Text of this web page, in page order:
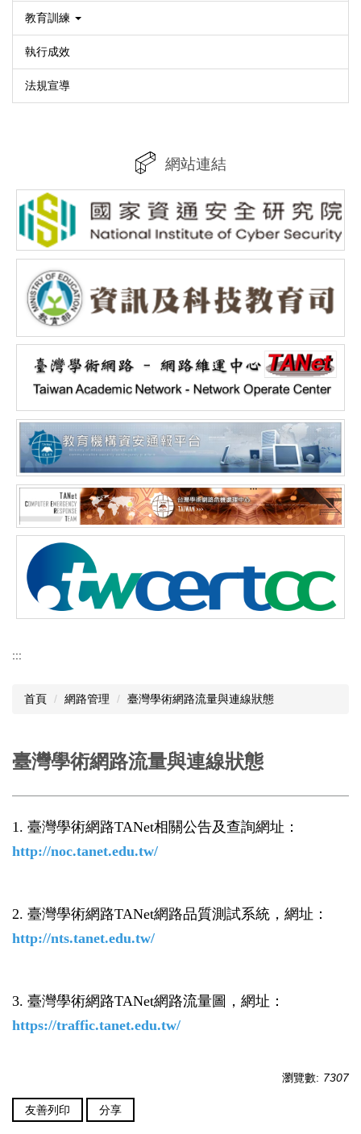
教育訓練
執行成效
法規宣導
網站連結
:::
首頁 網路管理 臺灣學術網路流量與連線狀態
臺灣學術網路流量與連線狀態
1. 臺灣學術網路TANet相關公告及查詢網址：
http://noc.tanet.edu.tw/
2. 臺灣學術網路TANet網路品質測試系統，網址：
http://nts.tanet.edu.tw/
3. 臺灣學術網路TANet網路流量圖，網址：
https://traffic.tanet.edu.tw/
瀏覽數: 7307
友善列印 分享